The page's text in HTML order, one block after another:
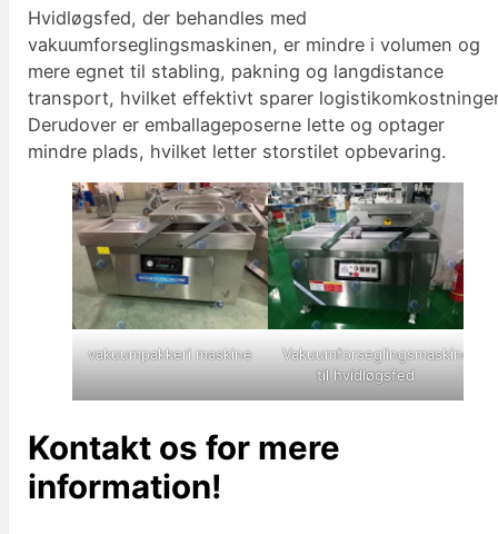
Hvidløgsfed, der behandles med
vakuumforseglingsmaskinen, er mindre i volumen og
mere egnet til stabling, pakning og langdistance
transport, hvilket effektivt sparer
Derudover er emballageposerne lette og optager
mindre plads, hvilket letter storstilet opbevaring.
vakuumpakkeri maskine
Vakuumforseglingsmaskine
til hvidløgsfed
Kontakt os for mere
information!